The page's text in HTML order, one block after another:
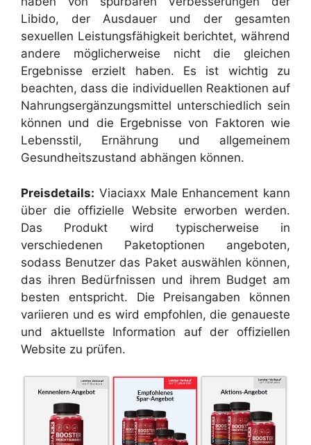
Libido, der Ausdauer und der gesamten
sexuellen Leistungsfähigkeit berichtet, während
andere möglicherweise nicht die gleichen
Ergebnisse erzielt haben. Es ist wichtig zu
beachten, dass die individuellen Reaktionen auf
Nahrungsergänzungsmittel unterschiedlich sein
können und die Ergebnisse von Faktoren wie
Lebensstil, Ernährung und allgemeinem
Gesundheitszustand abhängen können.
Preisdetails: Viaciaxx Male Enhancement kann
über die offizielle Website erworben werden.
Das Produkt wird typischerweise in
verschiedenen Paketoptionen angeboten,
sodass Benutzer das Paket auswählen können,
das ihren Bedürfnissen und ihrem Budget am
besten entspricht. Die Preisangaben können
variieren und es wird empfohlen, die genaueste
und aktuellste Information auf der offiziellen
Website zu prüfen.